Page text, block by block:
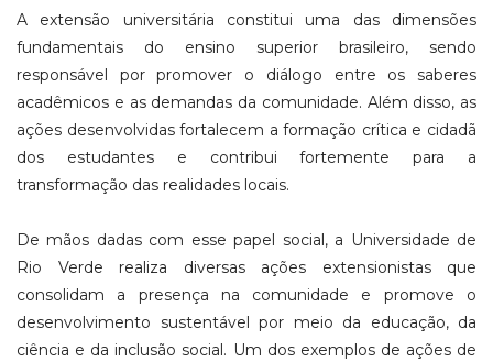
A extensão universitária constitui uma das di­mensões
fundamentais do ensino superior brasileiro, sendo
responsável por promover o diálogo entre os saberes
acadêmicos e as demandas da comunidade. Além disso, as
ações desenvolvidas fortalecem a formação crítica e cidadã
dos estudantes e contribui fortemente para a
transformação das realidades locais.
De mãos dadas com esse papel social, a Universidade de
Rio Verde realiza diversas ações extensionistas que
consolidam a pre­sença na comunidade e promove o
desenvolvimento susten­tável por meio da educação, da
ciência e da inclusão social. Um dos exemplos de ações de